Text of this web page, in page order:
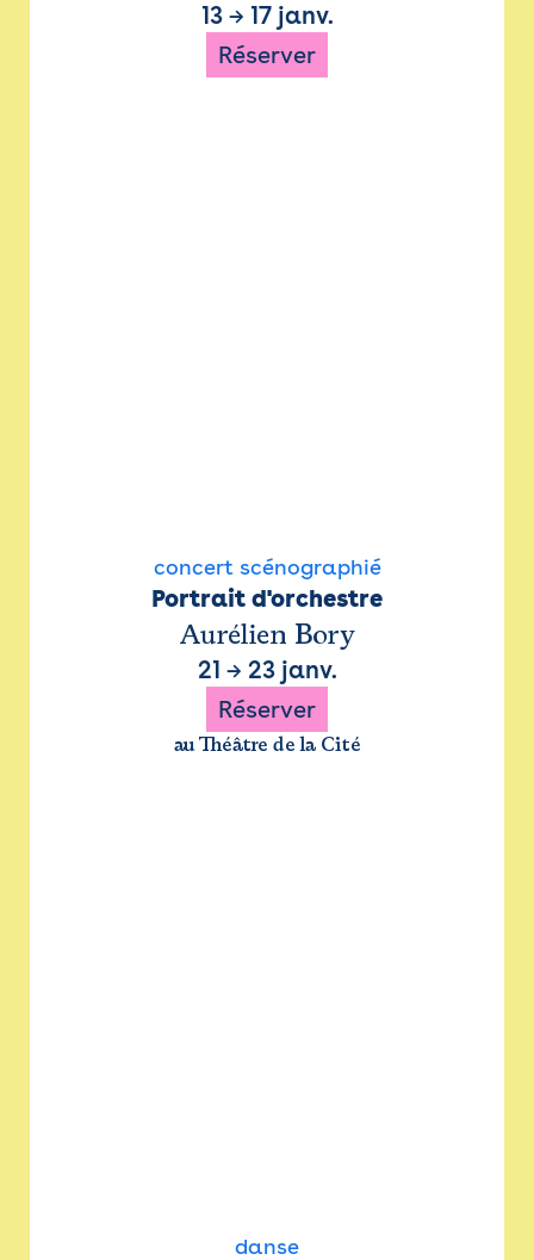
13→ 17 janv.
Réserver
concert scénographié
Portrait d'orchestre
Aurélien Bory
21 → 23 janv.
Réserver
au Théâtre de la Cité
danse